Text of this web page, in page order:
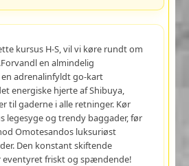
kursus H-S, vil vi køre rundt om
en almindelig
adrenalinfyldt go-kart
energiske hjerte af Shibuya,
til gaderne i alle retninger. Kør
legesyge og trendy baggader, før
Omotesandos luksuriøst
Den konstant skiftende
friskt og spændende!